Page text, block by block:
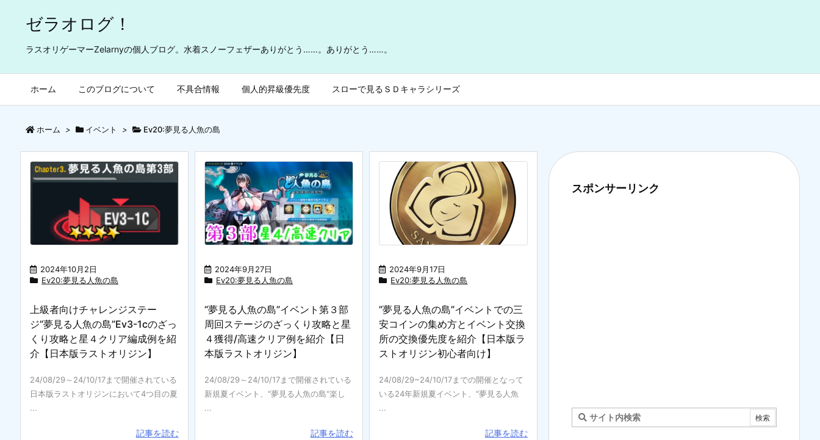
ゼラオログ！
ラスオリゲーマーZelarnyの個人ブログ。水着スノーフェザーありがとう……。ありがとう……。
ホーム このブログについて 不具合情報 個人的昇級優先度 スローで見るＳＤキャラシリーズ
ホーム > イベント > Ev20:夢見る人魚の島
2024年10月2日
Ev20:夢見る人魚の島
上級者向けチャレンジステー
ジ”夢見る人魚の島”Ev3-1cのざっ
くり攻略と星４クリア編成例を紹
介【日本版ラストオリジン】
24/08/29～24/10/17まで開催されている
日本版ラストオリジンにおいて4つ目の夏
...
記事を読む
2024年9月27日
Ev20:夢見る人魚の島
“夢見る人魚の島”イベント第３部
周回ステージのざっくり攻略と星
４獲得/高速クリア例を紹介【日
本版ラストオリジン】
24/08/29～24/10/17まで開催されている
新規夏イベント、"夢見る人魚の島"楽し
...
記事を読む
2024年9月17日
Ev20:夢見る人魚の島
”夢見る人魚の島”イベントでの三
安コインの集め方とイベント交換
所の交換優先度を紹介【日本版ラ
ストオリジン初心者向け】
24/08/29~24/10/17までの開催となって
いる24年新規夏イベント、"夢見る人魚
...
記事を読む
スポンサーリンク